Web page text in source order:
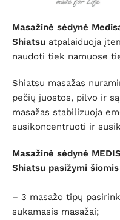
Masažinė sėdynė
Shiatsu atpalaiduoja
naudoti tiek namuose
Shiatsu masažas
pečių juostos, pilvo ir
masažas stabilizuoja
susikoncentruoti ir
Masažinė sėdynė
Shiatsu pasižymi
– 3 masažo tipų
sukamasis masažai;